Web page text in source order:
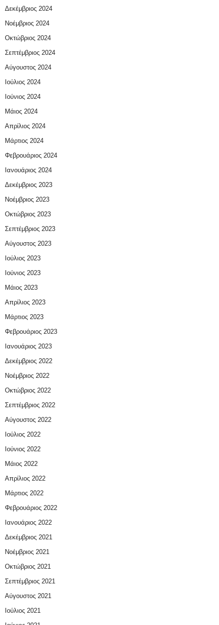
Δεκέμβριος 2024
Νοέμβριος 2024
Οκτώβριος 2024
Σεπτέμβριος 2024
Αύγουστος 2024
Ιούλιος 2024
Ιούνιος 2024
Μάιος 2024
Απρίλιος 2024
Μάρτιος 2024
Φεβρουάριος 2024
Ιανουάριος 2024
Δεκέμβριος 2023
Νοέμβριος 2023
Οκτώβριος 2023
Σεπτέμβριος 2023
Αύγουστος 2023
Ιούλιος 2023
Ιούνιος 2023
Μάιος 2023
Απρίλιος 2023
Μάρτιος 2023
Φεβρουάριος 2023
Ιανουάριος 2023
Δεκέμβριος 2022
Νοέμβριος 2022
Οκτώβριος 2022
Σεπτέμβριος 2022
Αύγουστος 2022
Ιούλιος 2022
Ιούνιος 2022
Μάιος 2022
Απρίλιος 2022
Μάρτιος 2022
Φεβρουάριος 2022
Ιανουάριος 2022
Δεκέμβριος 2021
Νοέμβριος 2021
Οκτώβριος 2021
Σεπτέμβριος 2021
Αύγουστος 2021
Ιούλιος 2021